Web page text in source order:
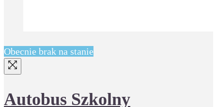
Obecnie brak na stanie
Autobus Szkolny